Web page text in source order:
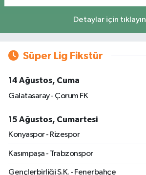
Detaylar için tıklayın
Süper Lig Fikstür
14 Ağustos, Cuma
Galatasaray - Çorum FK
15 Ağustos, Cumartesi
Konyaspor - Rizespor
Kasımpaşa - Trabzonspor
Gençlerbirliği S.K. - Fenerbahçe